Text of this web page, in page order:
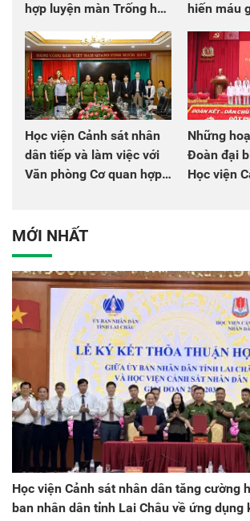
hợp luyện màn Trống hội
chào mừng Đại hội Đảng
hiến máu
đồng đội
Học viện Cảnh sát nhân
dân tiếp và làm việc với
Văn phòng Cơ quan hợp
Những
Đoàn đại
Học viện
MỚI NHẤT
Học viện Cảnh sát nhân dân tăng cường
ban nhân dân tỉnh Lai Châu về ứng dụng